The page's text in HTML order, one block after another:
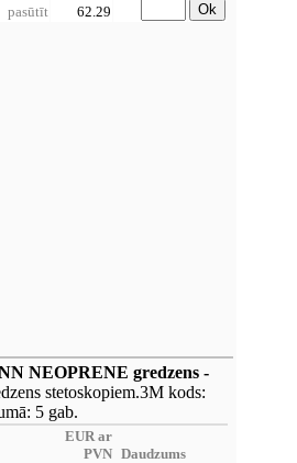
pasūtīt 62.29 Ok
NEOPRENE gredzens -
stetoskopiem.3M kods:
5 gab.
EUR ar
PVN Daudzums